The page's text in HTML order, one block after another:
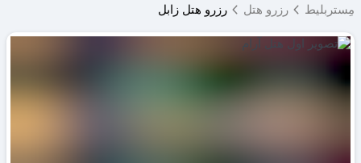
مِستربلیط رزرو هتل رزرو هتل زابل